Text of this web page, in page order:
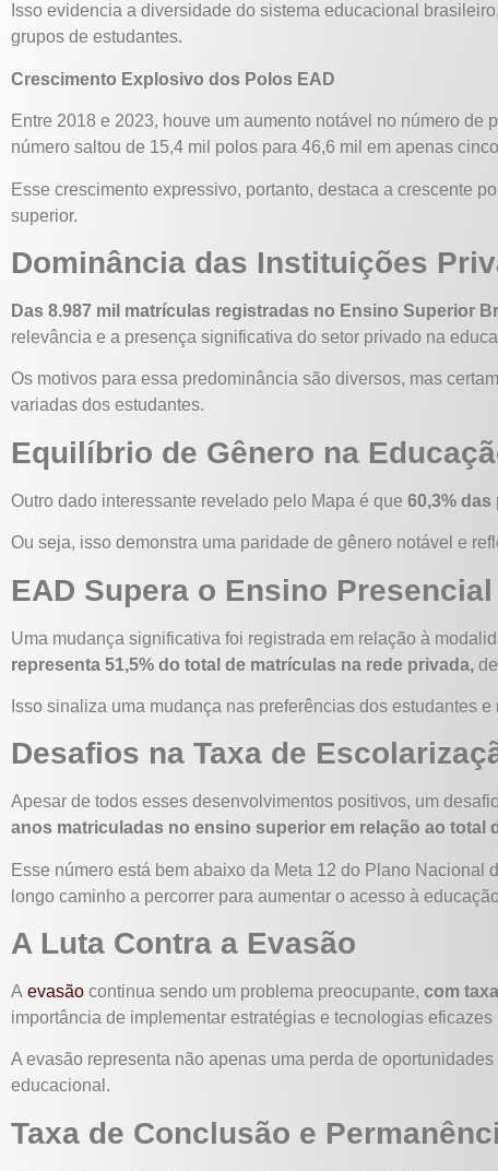
Isso evidencia a diversidade do sistema educacional
grupos de estudantes.
Crescimento Explosivo dos Polos EAD
Entre 2018 e 2023, houve um aumento notável no número
número saltou de 15,4 mil polos para 46,6 mil em apenas
Esse crescimento expressivo, portanto, destaca a crescente
superior.
Dominância das Instituições
Das 8.987 mil matrículas registradas no Ensino Superior
relevância e a presença significativa do setor privado na
Os motivos para essa predominância são diversos, mas
variadas dos estudantes.
Equilíbrio de Gênero na
Outro dado interessante revelado pelo Mapa é que 60,3%
Ou seja, isso demonstra uma paridade de gênero notável e
EAD Supera o Ensino Presencial
Uma mudança significativa foi registrada em relação à
representa 51,5% do total de matrículas na rede privada,
Isso sinaliza uma mudança nas preferências dos estudantes
Desafios na Taxa de
Apesar de todos esses desenvolvimentos positivos, um
anos matriculadas no ensino superior em relação ao total
Esse número está bem abaixo da Meta 12 do Plano
longo caminho a percorrer para aumentar o acesso à
A Luta Contra a Evasão
A evasão continua sendo um problema preocupante, com
importância de implementar estratégias e tecnologias
A evasão representa não apenas uma perda de
educacional.
Taxa de Conclusão e